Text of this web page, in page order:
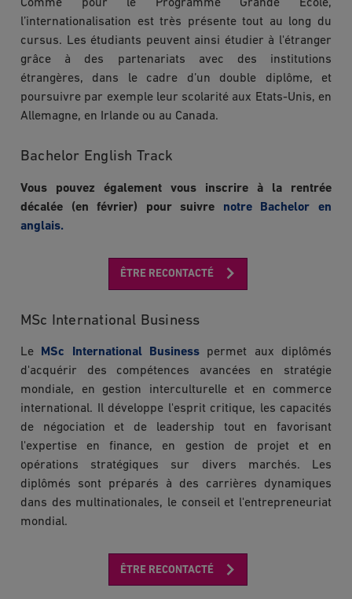
Comme pour le Programme Grande École,
l’internationalisation est très présente tout au long du
cursus. Les étudiants peuvent ainsi étudier à l'étranger
grâce à des partenariats avec des institutions
étrangères, dans le cadre d’un double diplôme, et
poursuivre par exemple leur scolarité aux Etats-Unis, en
Allemagne, en Irlande ou au Canada.
Bachelor English Track
Vous pouvez également vous inscrire à la rentrée
décalée (en février) pour suivre notre Bachelor en
anglais.
ÊTRE RECONTACTÉ
MSc International Business
Le MSc International Business permet aux diplômés
d'acquérir des compétences avancées en stratégie
mondiale, en gestion interculturelle et en commerce
international. Il développe l'esprit critique, les capacités
de négociation et de leadership tout en favorisant
l'expertise en finance, en gestion de projet et en
opérations stratégiques sur divers marchés. Les
diplômés sont préparés à des carrières dynamiques
dans des multinationales, le conseil et l'entrepreneuriat
mondial.
ÊTRE RECONTACTÉ